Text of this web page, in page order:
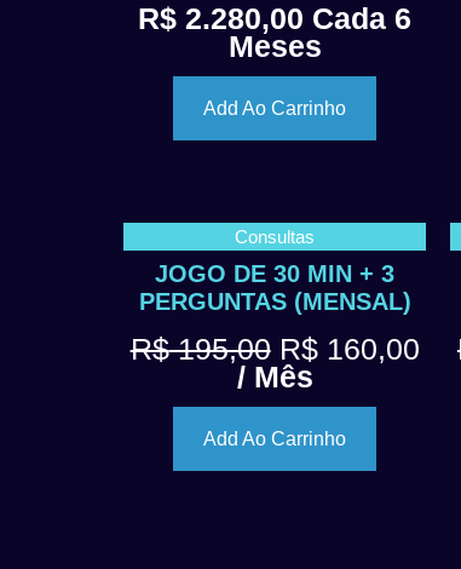
R$ 2.280,00 Cada 6
Meses
Add Ao Carrinho
Consultas
JOGO DE 30 MIN + 3
PERGUNTAS (MENSAL)
R$195,00 R$160,00
/ Mês
Add Ao Carrinho